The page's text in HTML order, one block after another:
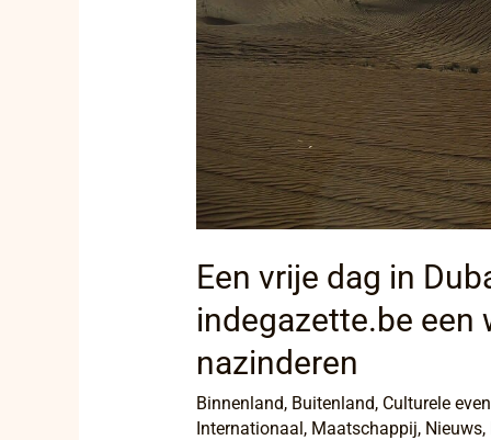
Een vrije dag in
indegazette.be een
nazinderen
Binnenland, Buitenland, Culturele
Internationaal, Maatschappij, Nieuws,
bleef
nazinderen